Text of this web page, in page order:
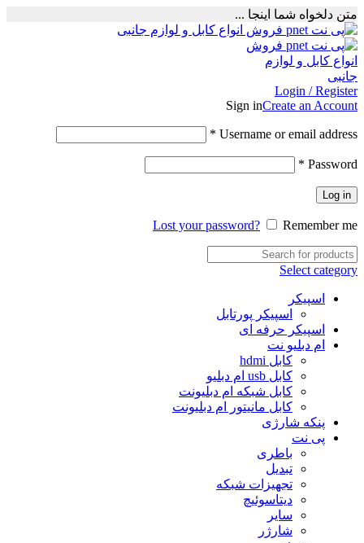
متن دلخواه شما اینجا ...
Login / Register
Sign inCreate an Account
Username or email address
*
Password
*
Log in
Lost your password? Remember me
Select category
اسپیکر
اسپیکر پورتابل
اسپیکر حرفه ای
ام دبلیو نت
کابل hdmi
کابل usb ام دبلیو
کابل شبکه ام دبلیونت
کابل مانیتور ام دبلیونت
پنکه شارژی
پی نت
باطری
تبدیل
تجهیزات شبکه
دیتاسوئیچ
سایر
شارژر